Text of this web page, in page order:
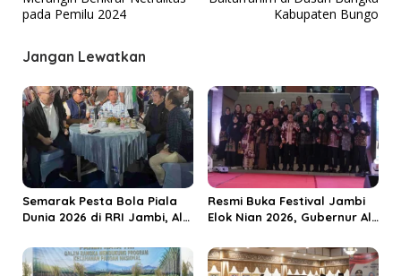
i
g
s
i
p
o
s
pada Pemilu 2024
Kabupaten Bungo
Jangan Lewatkan
Semarak Pesta Bola Piala
Dunia 2026 di RRI Jambi, Al
Ekonomi Rakyat
Resmi Buka Festival Jambi
Elok Nian 2026, Gubernur Al
Jadi Destinasi Wisata
Budaya Unggulan